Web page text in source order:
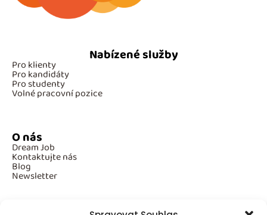
Nabízené služby
Pro klienty
Pro kandidáty
Pro studenty
Volné pracovní pozice
O nás
Dream Job
Kontaktujte nás
Blog
Newsletter